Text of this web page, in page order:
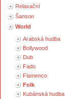
Relaxační
Šanson
World
Arabská hudba
Bollywood
Dub
Fado
Flamenco
Folk
Kubánská hudba